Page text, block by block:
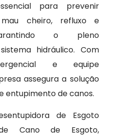
para prevenir
cheiro, refluxo e
o pleno
hidráulico. Com
e equipe
assegura a solução
entupimento de canos.
de Esgoto
Cano de Esgoto,